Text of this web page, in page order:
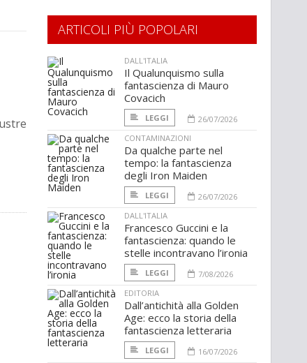
ARTICOLI PIÙ POPOLARI
DALL'ITALIA
Il Qualunquismo sulla
fantascienza di Mauro
Covacich
LEGGI
26/07/2026
CONTAMINAZIONI
Da qualche parte nel
tempo: la fantascienza
degli Iron Maiden
LEGGI
26/07/2026
DALL'ITALIA
Francesco Guccini e la
fantascienza: quando le
stelle incontravano l’ironia
LEGGI
7/08/2026
EDITORIA
Dall’antichità alla Golden
Age: ecco la storia della
fantascienza letteraria
LEGGI
16/07/2026